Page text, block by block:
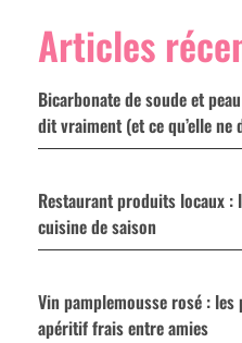
Articles
Bicarbonate de soude et
dit vraiment (et ce qu’elle ne
Restaurant produits locaux :
cuisine de saison
Vin pamplemousse rosé :
apéritif frais entre amies